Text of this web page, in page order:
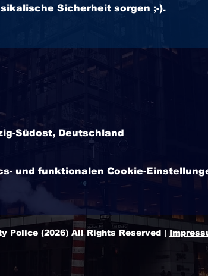
Sicherheit sorgen ;-).
Südost, Deutschland
und funktionalen Cookie-
Police (2026) All Rights Reserved |